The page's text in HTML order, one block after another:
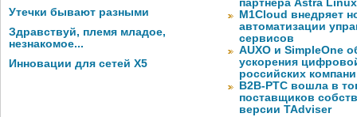
Утечки бывают разными
Здравствуй, племя младое,
незнакомое...
Инновации для сетей X5
партнера Astra Linux
M1Cloud внедряет
автоматизации
сервисов
AUXO и SimpleOne
ускорения
российских
B2B-РТС вошла в
поставщиков
версии TAdviser